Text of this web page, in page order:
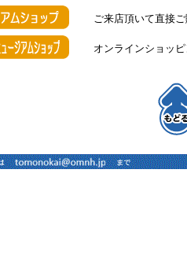
ご来店頂いて直接
オンラインショッ